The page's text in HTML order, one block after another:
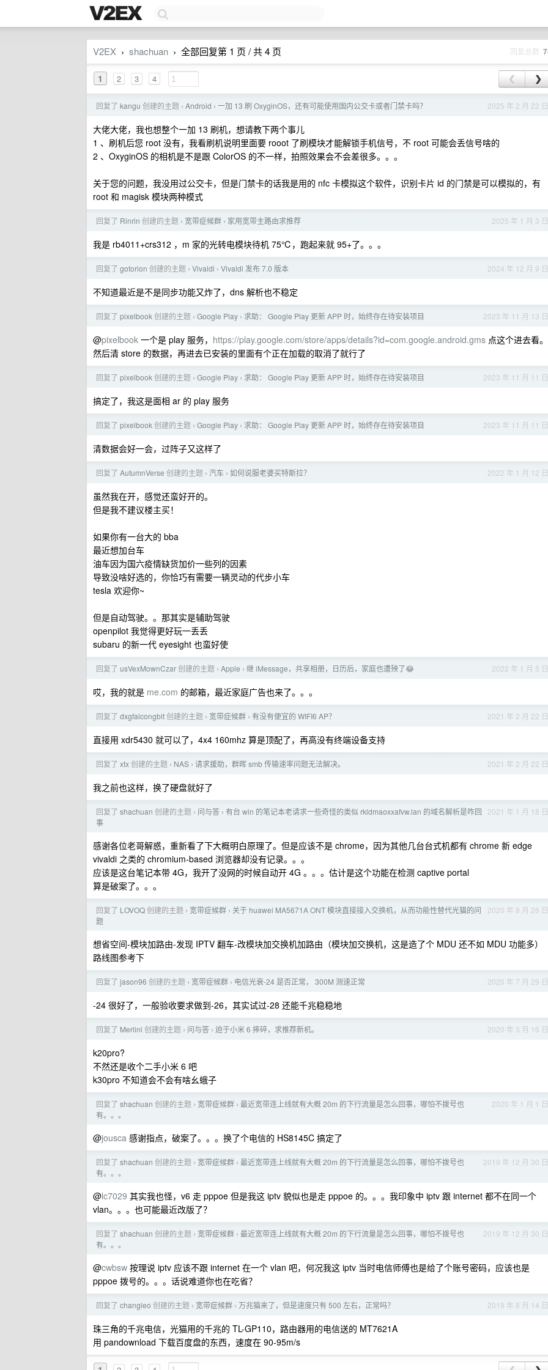
V2EX › shachuan › 全部回复第 1 页 / 共 4 页 回复总数
1 2 3 4 ❮ ❯
2025 年 2 月 22 日
回复了 kangu 创建的主题 › Android › 一加 13 刷 OxyginOS，还有可能使用国内公交卡或者门禁卡吗？
大佬大佬，我也想整个一加 13 刷机，想请教下两个事儿
1 、刷机后您 root 没有，我看刷机说明里面要 rooot 了刷模块才能解锁手机信号，不 root 可能会丢信号啥的
2 、OxyginOS 的相机是不是跟 ColorOS 的不一样，拍照效果会不会差很多。。。
关于您的问题，我没用过公交卡，但是门禁卡的话我是用的 nfc 卡模拟这个软件，识别卡片 id 的门禁是可以模拟的，有
root 和 magisk 模块两种模式
2025 年 1 月 3 日
回复了 Rinrin 创建的主题 › 宽带症候群 › 家用宽带主路由求推荐
我是 rb4011+crs312 ，m 家的光转电模块待机 75℃，跑起来就 95+了。。。
2024 年 12 月 9 日
回复了 gotorion 创建的主题 › Vivaldi › Vivaldi 发布 7.0 版本
不知道最近是不是同步功能又炸了，dns 解析也不稳定
2023 年 11 月 13 日
回复了 pixelbook创建的主题 › Google Play › 求助： Google Play 更新 APP 时，始终存在待安装项目
@pixelbook 一个是 play 服务， https://play.google.com/store/apps/details?id=com.google.android.gms 点这个进去看。
然后清 store 的数据，再进去已安装的里面有个正在加载的取消了就行了
2023 年 11 月 11 日
回复了 pixelbook创建的主题 › Google Play › 求助： Google Play 更新 APP 时，始终存在待安装项目
搞定了，我这是面相 ar 的 play 服务
2023 年 11 月 11 日
回复了 pixelbook创建的主题 › Google Play › 求助： Google Play 更新 APP 时，始终存在待安装项目
清数据会好一会，过阵子又这样了
2022 年 1 月 12 日
回复了 AutumnVerse 创建的主题 › 汽车 › 如何说服老婆买特斯拉？
虽然我在开，感觉还蛮好开的。
但是我不建议楼主买！
如果你有一台大的 bba
最近想加台车
油车因为国六疫情缺货加价一些列的因素
导致没啥好选的，你恰巧有需要一辆灵动的代步小车
tesla 欢迎你~
但是自动驾驶。。那其实是辅助驾驶
openpilot 我觉得更好玩一丢丢
subaru 的新一代 eyesight 也蛮好使
2022 年 1 月 5 日
回复了 usVexMownCzar创建的主题 › Apple › 继 iMessage，共享相册，日历后，家庭也遭殃了😂
哎，我的就是 me.com 的邮箱，最近家庭广告也来了。。。
2021 年 2 月 22 日
回复了 dxgfalcongbit创建的主题 › 宽带症候群 › 有没有便宜的 WIFI6 AP？
直接用 xdr5430 就可以了，4x4 160mhz 算是顶配了，再高没有终端设备支持
2021 年 2 月 22 日
回复了 xtx创建的主题 › NAS › 请求援助，群晖 smb 传输速率问题无法解决。
我之前也这样，换了硬盘就好了
2021 年 1 月 18 日
回复了 shachuan 创建的主题 › 问与答 › 有台 win 的笔记本老请求一些奇怪的类似 rkldmaoxxafvw.lan 的域名解析是咋回
事
感谢各位老哥解惑，重新看了下大概明白原理了。但是应该不是 chrome，因为其他几台台式机都有 chrome 新 edge
vivaldi 之类的 chromium-based 浏览器却没有记录。。。
应该是这台笔记本带 4G，我开了没网的时候自动开 4G 。。。估计是这个功能在检测 captive portal
算是破案了。。。
2020 年 8 月 26 日
回复了 LOVOQ创建的主题 › 宽带症候群 › 关于 huawei MA5671A ONT 模块直接接入交换机，从而功能性替代光猫的问
题
想省空间-模块加路由-发现 IPTV 翻车-改模块加交换机加路由（模块加交换机，这是造了个 MDU 还不如 MDU 功能多）
路线图参考下
2020 年 7 月 29 日
回复了 jason96 创建的主题 › 宽带症候群 › 电信光衰-24 是否正常， 300M 测速正常
-24 很好了，一般验收要求做到-26，其实试过-28 还能千兆稳稳地
2020 年 3 月 16 日
回复了 Merlini 创建的主题 › 问与答 › 迫于小米 6 摔碎，求推荐新机。
k20pro?
不然还是收个二手小米 6 吧
k30pro 不知道会不会有啥幺蛾子
2020 年 1 月 1 日
回复了 shachuan 创建的主题 › 宽带症候群 › 最近宽带连上线就有大概 20m 的下行流量是怎么回事，哪怕不拨号也
有。。。
@jousca 感谢指点，破案了。。。换了个电信的 HS8145C 搞定了
2019 年 12 月 30 日
回复了 shachuan 创建的主题 › 宽带症候群 › 最近宽带连上线就有大概 20m 的下行流量是怎么回事，哪怕不拨号也
有。。。
@lc7029 其实我也怪，v6 走 pppoe 但是我这 iptv 貌似也是走 pppoe 的。。。我印象中 iptv 跟 internet 都不在同一个
vlan。。。也可能最近改版了？
2019 年 12 月 30 日
回复了 shachuan 创建的主题 › 宽带症候群 › 最近宽带连上线就有大概 20m 的下行流量是怎么回事，哪怕不拨号也
有。。。
@cwbsw 按理说 iptv 应该不跟 internet 在一个 vlan 吧，何况我这 iptv 当时电信师傅也是给了个账号密码，应该也是
pppoe 拨号的。。。话说难道你也在吃省？
2019 年 8 月 14 日
回复了 changleo 创建的主题 › 宽带症候群 › 万兆猫来了，但是速度只有 500 左右，正常吗？
珠三角的千兆电信，光猫用的千兆的 TL-GP110，路由器用的电信送的 MT7621A
用 pandownload 下载百度盘的东西，速度在 90-95m/s